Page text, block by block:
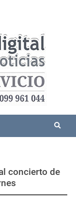
concierto de